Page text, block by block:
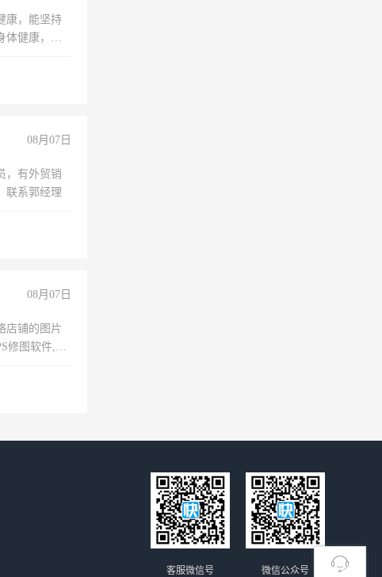
康，能坚持
体健康，有
上文化，
08月07日
，有外贸销
联系郭经理
08月07日
店铺的图片
修图软件,工
微信公众号
客服微信号